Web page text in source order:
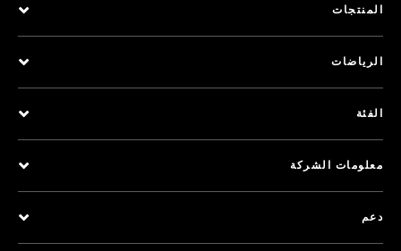
المنتجات
الرياضات
الفئة
معلومات الشركة
دعم